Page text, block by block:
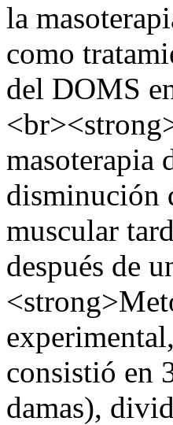
la
como
del DOMS
masoterapia
disminución
muscular
después de
consistió en
damas),